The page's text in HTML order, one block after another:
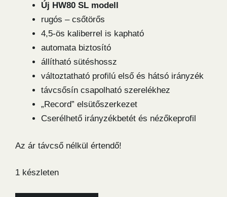
Új HW80 SL modell
rugós – csőtörős
4,5-ös kaliberrel is kapható
automata biztosító
állítható sütéshossz
változtatható profilú első és hátsó irányzék
távcsősín csapolható szerelékhez
„Record” elsütőszerkezet
Cserélhető irányzékbetét és nézőkeprofil
Az ár távcső nélkül értendő!
1 készleten